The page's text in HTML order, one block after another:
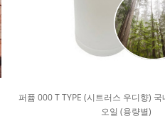
퍼퓸 000 T TYPE (시트러스 우디향) 국
오일 (용량별)